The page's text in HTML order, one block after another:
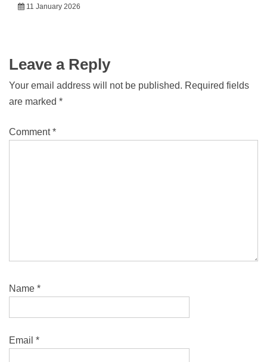
11 January 2026
Leave a Reply
Your email address will not be published. Required fields
are marked *
Comment*
Name *
Email *